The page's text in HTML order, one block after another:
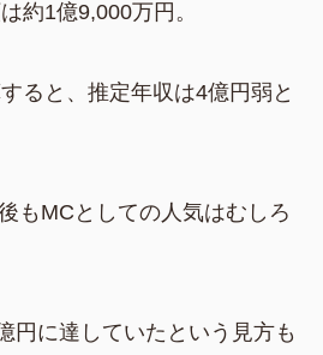
約1億9,000万円。
ると、推定年収は4億円弱と
もMCとしての人気はむしろ
円に達していたという見方も